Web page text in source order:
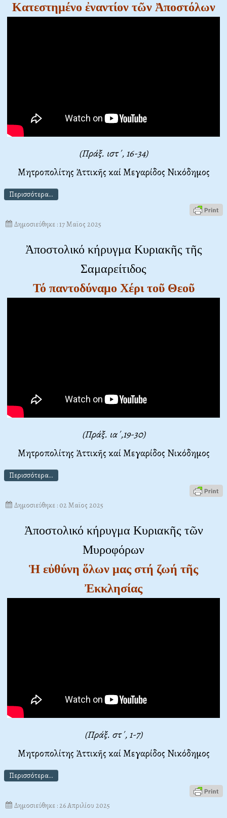
Κατεστημένο ἐναντίον τῶν Ἀποστόλων
(Πράξ. ιστ΄, 16-34)
Μητροπολίτης Ἀττικῆς καί Μεγαρίδος Νικόδημος
Περισσότερα...
Δημοσιεύθηκε : 17 Μαϊος 2025
Ἀποστολικό κήρυγμα Κυριακῆς τῆς
Σαμαρείτιδος
Τό παντοδύναμο Χέρι τοῦ Θεοῦ
(Πράξ. ια΄,19-30)
Μητροπολίτης Ἀττικῆς καί Μεγαρίδος Νικόδημος
Περισσότερα...
Δημοσιεύθηκε : 02 Μαϊος 2025
Ἀποστολικό κήρυγμα Κυριακῆς τῶν
Μυροφόρων
Ἡ εὐθύνη ὅλων μας στή ζωή τῆς
Ἐκκλησίας
(Πράξ. στ΄, 1-7)
Μητροπολίτης Ἀττικῆς καί Μεγαρίδος Νικόδημος
Περισσότερα...
Δημοσιεύθηκε : 26 Απριλίου 2025